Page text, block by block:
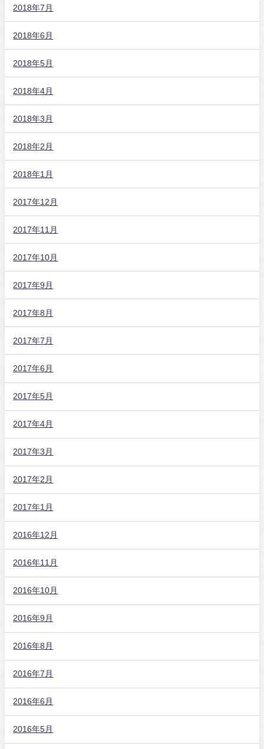
2018年7月
2018年6月
2018年5月
2018年4月
2018年3月
2018年2月
2018年1月
2017年12月
2017年11月
2017年10月
2017年9月
2017年8月
2017年7月
2017年6月
2017年5月
2017年4月
2017年3月
2017年2月
2017年1月
2016年12月
2016年11月
2016年10月
2016年9月
2016年8月
2016年7月
2016年6月
2016年5月